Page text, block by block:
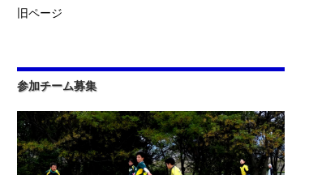
旧ページ
参加チーム募集